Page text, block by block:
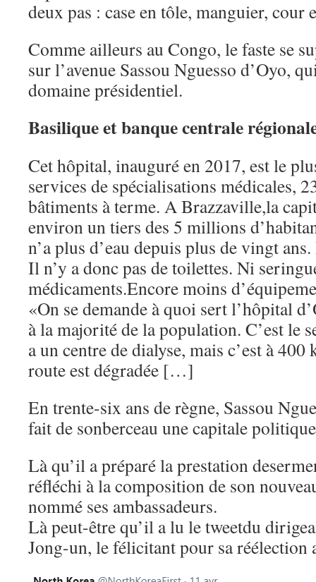
deux pas : case en tôle, manguier, cour
Comme ailleurs au Congo, le faste se
sur l’avenue Sassou Nguesso d’Oyo,
domaine présidentiel.
Basilique et banque centrale
Cet hôpital, inauguré en 2017, est le
services de spécialisations médicales,
bâtiments à terme. A Brazzaville,la
environ un tiers des 5 millions
n’a plus d’eau depuis plus de vingt
Il n’y a donc pas de toilettes. Ni
médicaments.Encore moins
«On se demande à quoi sert l’hôpital
à la majorité de la population. C’est le
a un centre de dialyse, mais c’est à
route est dégradée […]
En trente-six ans de règne, Sassou
fait de sonberceau une capitale
Là qu’il a préparé la prestation
réfléchi à la composition de son
nommé ses ambassadeurs.
Là peut-être qu’il a lu le tweetdu
Jong-un, le félicitant pour sa réélection